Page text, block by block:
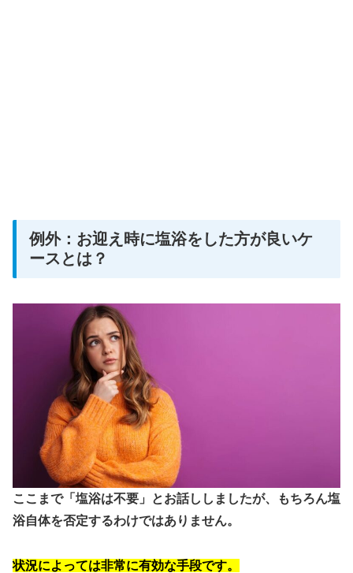
例外：お迎え時に塩浴をした方が良いケ
ースとは？
ここまで「塩浴は不要」とお話ししましたが、もちろん塩
浴自体を否定するわけではありません。
状況によっては非常に有効な手段です。